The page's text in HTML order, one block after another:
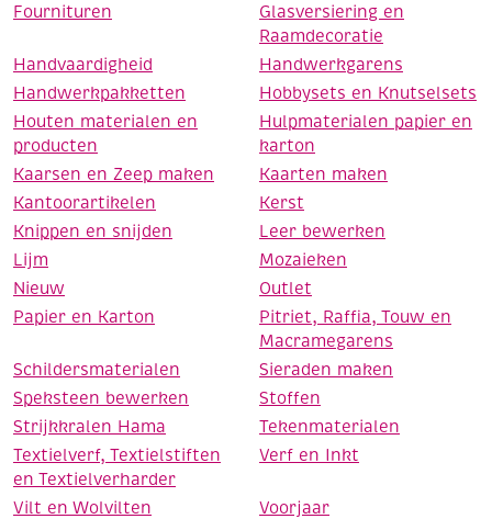
Fournituren
Glasversiering en
Raamdecoratie
Handvaardigheid
Handwerkgarens
Handwerkpakketten
Hobbysets en Knutselsets
Houten materialen en
producten
Hulpmaterialen papier en
karton
Kaarsen en Zeep maken
Kaarten maken
Kantoorartikelen
Kerst
Knippen en snijden
Leer bewerken
Lijm
Mozaieken
Nieuw
Outlet
Papier en Karton
Pitriet, Raffia, Touw en
Macramegarens
Schildersmaterialen
Sieraden maken
Speksteen bewerken
Stoffen
Strijkkralen Hama
Tekenmaterialen
Textielverf, Textielstiften
en Textielverharder
Verf en Inkt
Vilt en Wolvilten
Voorjaar